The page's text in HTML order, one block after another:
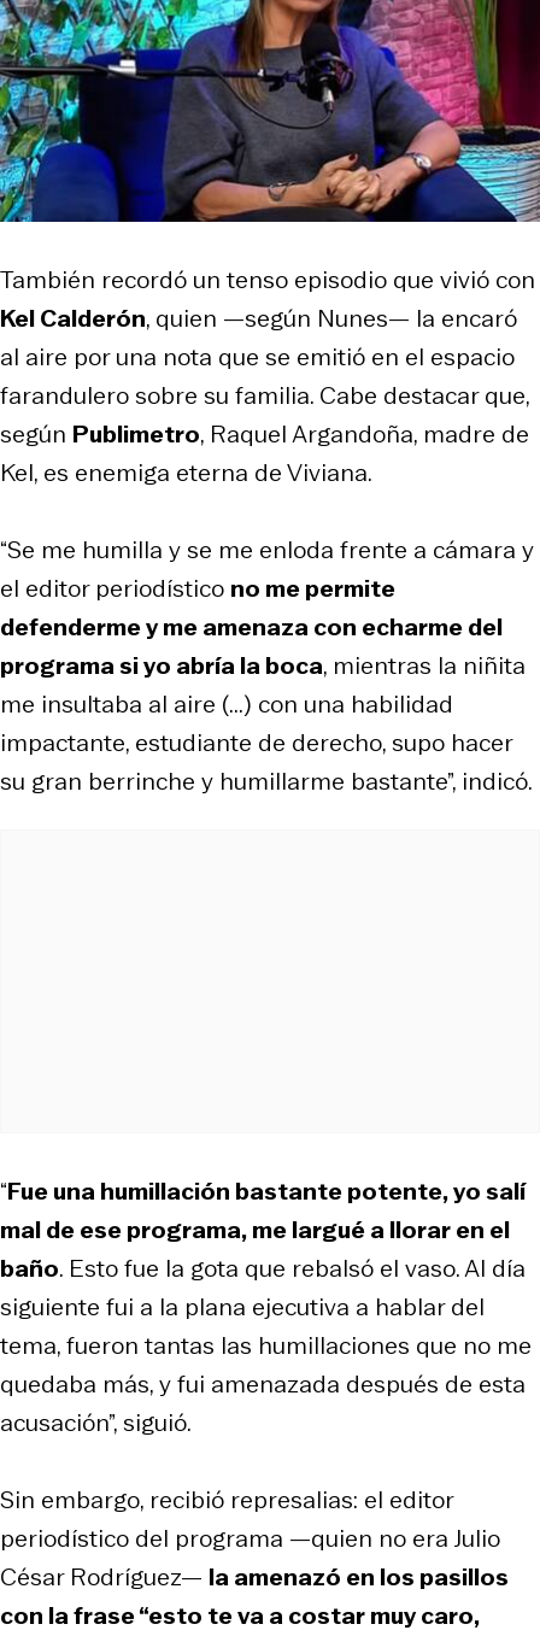
También recordó un tenso episodio que vivió con
Kel Calderón, quien —según Nunes— la encaró
al aire por una nota que se emitió en el espacio
farandulero sobre su familia. Cabe destacar que,
según Publimetro, Raquel Argandoña, madre de
Kel, es enemiga eterna de Viviana.
“Se me humilla y se me enloda frente a cámara y
el editor periodístico no me permite
defenderme y me amenaza con echarme del
programa si yo abría la boca, mientras la niñita
me insultaba al aire (...) con una habilidad
impactante, estudiante de derecho, supo hacer
su gran berrinche y humillarme bastante”, indicó.
“Fue una humillación bastante potente, yo salí
mal de ese programa, me largué a llorar en el
baño. Esto fue la gota que rebalsó el vaso. Al día
siguiente fui a la plana ejecutiva a hablar del
tema, fueron tantas las humillaciones que no me
quedaba más, y fui amenazada después de esta
acusación”, siguió.
Sin embargo, recibió represalias: el editor
periodístico del programa —quien no era Julio
César Rodríguez— la amenazó en los pasillos
con la frase “esto te va a costar muy caro,